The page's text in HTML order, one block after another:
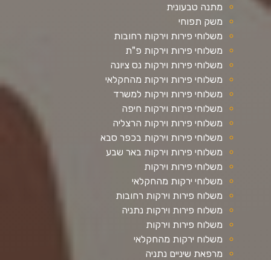
מתנה טבעונית
משק תפוחי
משלוחי פירות וירקות רחובות
משלוחי פירות וירקות פ"ת
משלוחי פירות וירקות נס ציונה
משלוחי פירות וירקות מהחקלאי
משלוחי פירות וירקות למשרד
משלוחי פירות וירקות חיפה
משלוחי פירות וירקות הרצליה
משלוחי פירות וירקות בכפר סבא
משלוחי פירות וירקות באר שבע
משלוחי פירות וירקות
משלוחי ירקות מהחקלאי
משלוח פירות וירקות רחובות
משלוח פירות וירקות נתניה
משלוח פירות וירקות
משלוח ירקות מהחקלאי
מרפאת שיניים נתניה